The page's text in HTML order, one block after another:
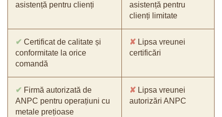
asistență pentru clienți
asistență pentru
clienți limitate
✔ Certificat de calitate și
conformitate la orice
comandă
✘ Lipsa vreunei
certificări
✔ Firmă autorizată de
ANPC pentru operațiuni cu
metale prețioase
✘ Lipsa vreunei
autorizări ANPC